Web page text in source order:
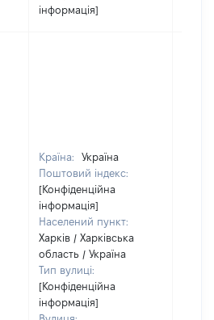
інформація]
Країна:
Україна
Поштовий індекс:
[Конфіденційна
інформація]
Населений пункт:
Харків / Харківська
область / Україна
Тип вулиці:
[Конфіденційна
інформація]